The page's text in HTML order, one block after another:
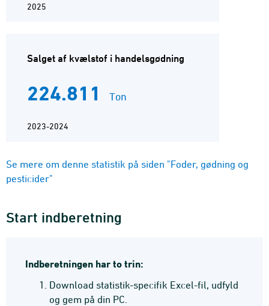
2025
Salget af kvælstof i handelsgødning
224.811 Ton
2023-2024
Se mere om denne statistik på siden "Foder, gødning og
pesticider"
Start indberetning
Indberetningen har to trin:
Download statistik-specifik Excel-fil, udfyld
og gem på din PC.